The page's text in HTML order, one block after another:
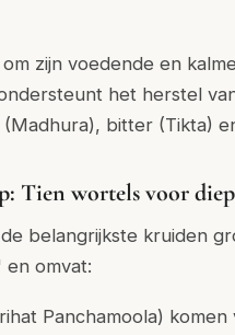
zijn voedende en
het herstel
bitter (Tikta)
Tien wortels voor
belangrijkste kruiden
omvat:
Panchamoola)